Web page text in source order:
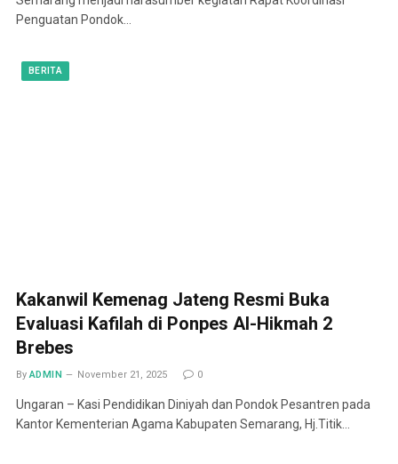
Penguatan Pondok…
BERITA
Kakanwil Kemenag Jateng Resmi Buka
Evaluasi Kafilah di Ponpes Al-Hikmah 2
Brebes
By ADMIN November 21, 2025 0
Ungaran – Kasi Pendidikan Diniyah dan Pondok Pesantren pada
Kantor Kementerian Agama Kabupaten Semarang, Hj.Titik…